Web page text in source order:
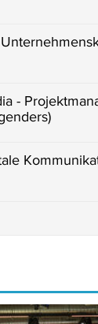
-